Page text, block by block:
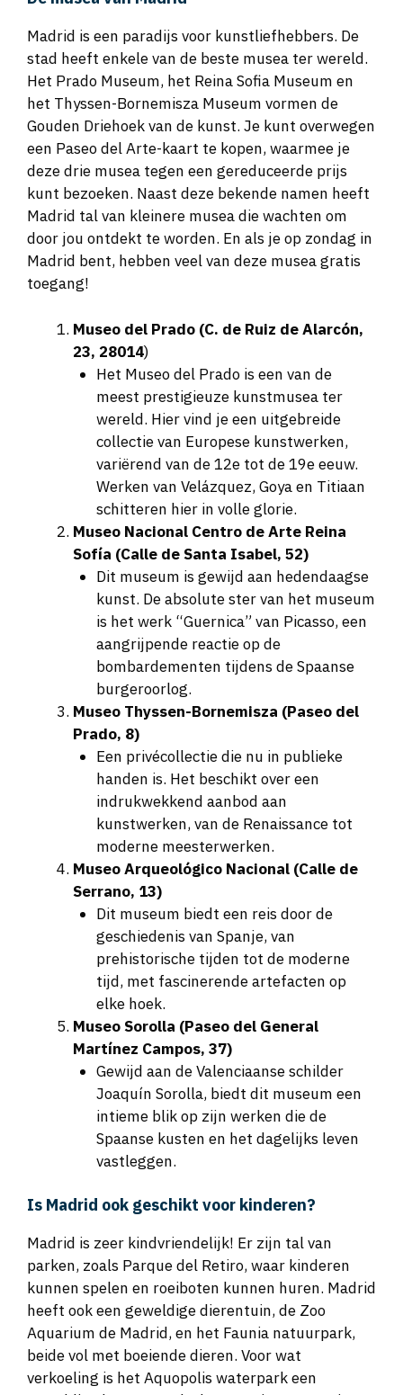
Madrid is een paradijs voor kunstliefhebbers. De
stad heeft enkele van de beste musea ter wereld.
Het Prado Museum, het Reina Sofia Museum en
het Thyssen-Bornemisza Museum vormen de
Gouden Driehoek van de kunst. Je kunt overwegen
een Paseo del Arte-kaart te kopen, waarmee je
deze drie musea tegen een gereduceerde prijs
kunt bezoeken. Naast deze bekende namen heeft
Madrid tal van kleinere musea die wachten om
door jou ontdekt te worden. En als je op zondag in
Madrid bent, hebben veel van deze musea gratis
toegang!
Museo del Prado (C. de Ruiz de Alarcón,
23, 28014)
Het Museo del Prado is een van de
meest prestigieuze kunstmusea ter
wereld. Hier vind je een uitgebreide
collectie van Europese kunstwerken,
variërend van de 12e tot de 19e eeuw.
Werken van Velázquez, Goya en Titiaan
schitteren hier in volle glorie.
Museo Nacional Centro de Arte Reina
Sofía (Calle de Santa Isabel, 52)
Dit museum is gewijd aan hedendaagse
kunst. De absolute ster van het museum
is het werk “Guernica” van Picasso, een
aangrijpende reactie op de
bombardementen tijdens de Spaanse
burgeroorlog.
Museo Thyssen-Bornemisza (Paseo del
Prado, 8)
Een privécollectie die nu in publieke
handen is. Het beschikt over een
indrukwekkend aanbod aan
kunstwerken, van de Renaissance tot
moderne meesterwerken.
Museo Arqueológico Nacional (Calle de
Serrano, 13)
Dit museum biedt een reis door de
geschiedenis van Spanje, van
prehistorische tijden tot de moderne
tijd, met fascinerende artefacten op
elke hoek.
Museo Sorolla (Paseo del General
Martínez Campos, 37)
Gewijd aan de Valenciaanse schilder
Joaquín Sorolla, biedt dit museum een
intieme blik op zijn werken die de
Spaanse kusten en het dagelijks leven
vastleggen.
Is Madrid ook geschikt voor kinderen?
Madrid is zeer kindvriendelijk! Er zijn tal van
parken, zoals Parque del Retiro, waar kinderen
kunnen spelen en roeiboten kunnen huren. Madrid
heeft ook een geweldige dierentuin, de Zoo
Aquarium de Madrid, en het Faunia natuurpark,
beide vol met boeiende dieren. Voor wat
verkoeling is het Aquopolis waterpark een